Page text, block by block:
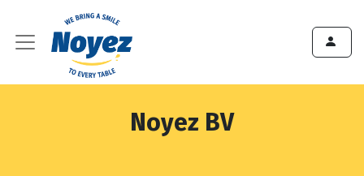
Noyez BV